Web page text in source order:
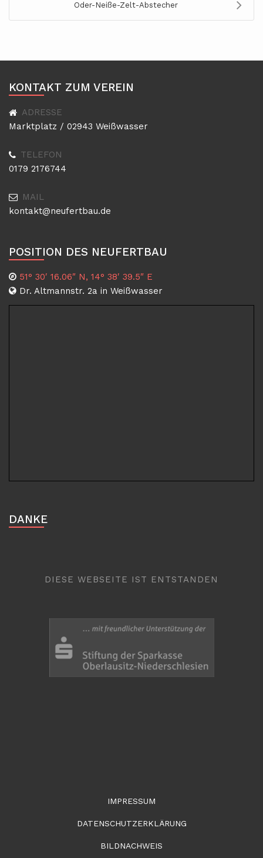
Oder-Neiße-Zelt-Abstecher
KONTAKT ZUM VEREIN
ADRESSE
Marktplatz / 02943 Weißwasser
TELEFON
0179 2176744
MAIL
kontakt@neufertbau.de
POSITION DES NEUFERTBAU
51° 30′ 16.06″ N, 14° 38′ 39.5″ E
Dr. Altmannstr. 2a in Weißwasser
DANKE
DIESE WEBSEITE IST ENTSTANDEN
IMPRESSUM
DATENSCHUTZERKLÄRUNG
BILDNACHWEIS